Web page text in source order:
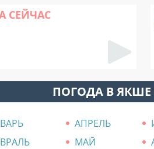
СЕЙЧАС
ПОГОДА В
АПРЕЛЬ
МАЙ